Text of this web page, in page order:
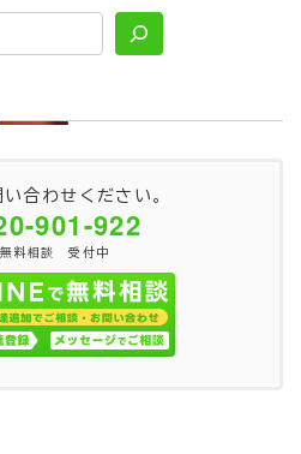
合わせください。
901-922
料相談 受付中